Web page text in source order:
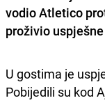
vodio Atletico
proživio
U gostima je
Pobijedili su kod